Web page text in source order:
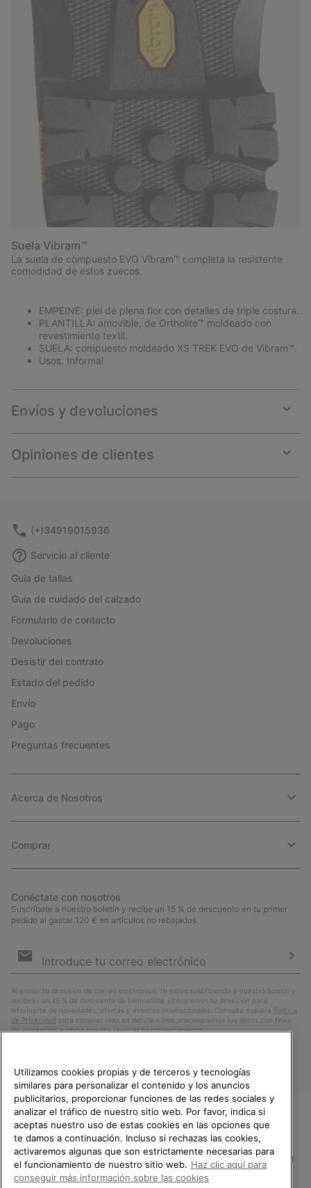
Suela Vibram™
La suela de compuesto EVO Vibram™ completa la resistente
comodidad de estos zuecos.
EMPEINE: piel de plena flor con detalles de triple costura.
PLANTILLA: amovible, de Ortholite™ moldeado con
revestimiento textil.
SUELA: compuesto moldeado XS TREK EVO de Vibram™.
Usos: Informal
Envíos y devoluciones
or
Opiniones de clientes
or
(+)34919015936
Servicio al cliente
Guía de tallas
Guía de cuidado del calzado
Formulario de contacto
Devoluciones
Desistir del contrato
Estado del pedido
Envío
Pago
Preguntas frecuentes
Acerca de Nosotros
Comprar
Conéctate con nosotros
Suscríbete a nuestro boletín y recibe un 15 % de descuento en tu primer
pedido al gastar 120 € en artículos no rebajados.
de
Al enviar tu dirección de correo electrónico, te estás suscribiendo a nuestro boletín y
recibirás un 15 % de descuento de bienvenida. Utilizaremos tu dirección para
informarte de novedades, ofertas y eventos promocionales. Consulta nuestra Política
de Privacidad para conocer más en detalle cómo procesaremos tus datos con fines
de ’marketing’ y cómo puedes revocar tu consentimiento.
España
TE DAMOS LA BIENVENIDA A
SOREL.
POR FAVOR, SELECCIONA TU
PAÍS.
Utilizamos cookies propias y de terceros y tecnologías
similares para personalizar el contenido y los anuncios
publicitarios, proporcionar funciones de las redes sociales y
analizar el tráfico de nuestro sitio web. Por favor, indica si
aceptas nuestro uso de estas cookies en las opciones que
te damos a continuación. Incluso si rechazas las cookies,
activaremos algunas que son estrictamente necesarias para
el funcionamiento de nuestro sitio web. Haz clic aquí para
conseguir más información sobre las cookies